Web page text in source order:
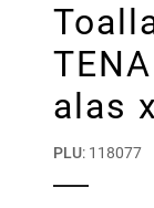
alas
PLU: 118077